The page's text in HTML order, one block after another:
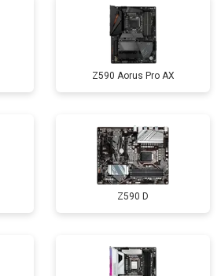
Z590 Aorus Pro AX
Z590 D